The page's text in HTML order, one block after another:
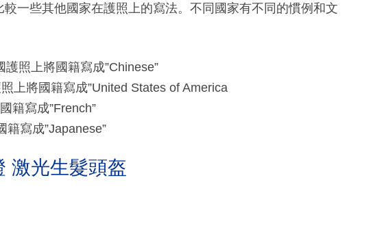
一些其他國家在護照上的寫法。不同國家有不同的慣例和文
護照上將國籍寫成”Chinese”
照上將國籍寫成”United States of America
籍寫成”French”
籍寫成”Japanese”
激光生髮頭盔